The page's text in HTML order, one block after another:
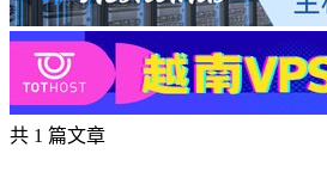
共 1 篇文章